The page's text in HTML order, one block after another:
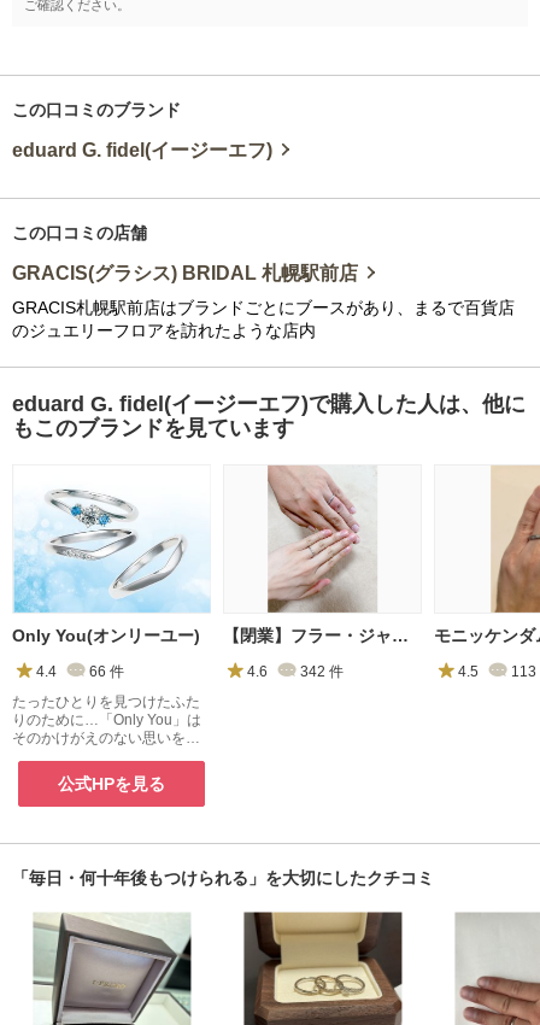
ご確認ください。
この口コミのブランド
eduard G. fidel(イージーエフ)
この口コミの店舗
GRACIS(グラシス) BRIDAL 札幌駅前店
GRACIS札幌駅前店はブランドごとにブースがあり、まるで百貨店
のジュエリーフロアを訪れたような店内
eduard G. fidel(イージーエフ)で購入した人は、他に
もこのブランドを見ています
Only You(オンリーユー)
4.4 66 件
たったひとりを見つけたふた
りのために…「Only You」は
そのかけがえのない思いをず
イダルジュエリーです。
公式HPを見る
【閉業】フラー・ジャコー(FURRER-JACOT)
4.6 342 件 4.5 113
「毎日・何十年後もつけられる」を大切にしたクチコミ